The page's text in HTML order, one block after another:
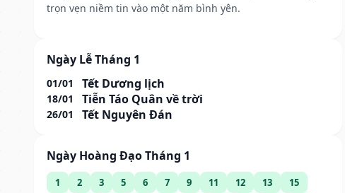
trọn vẹn niềm tin vào một năm bình yên.
Ngày Lễ Tháng 1
01/01 Tết Dương lịch
18/01 Tiễn Táo Quân về trời
26/01 Tết Nguyên Đán
Ngày Hoàng Đạo Tháng 1
1 2 3 5 6 7 9 11 12 13
15